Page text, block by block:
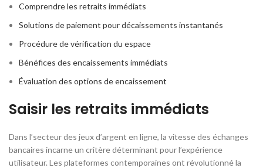
Comprendre les retraits immédiats
Solutions de paiement pour décaissements instantanés
Procédure de vérification du espace
Bénéfices des encaissements immédiats
Évaluation des options de encaissement
Saisir les retraits immédiats
Dans l’secteur des jeux d’argent en ligne, la vitesse des échanges
bancaires incarne un critère déterminant pour l’expérience
utilisateur. Les plateformes contemporaines ont révolutionné la